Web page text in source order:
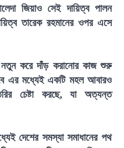
জিয়াও সেই দায়িত্ব পালন
তারেক রহমানের ওপর এসে
নতুন করে দাঁড় করানোর কাজ শুরু
এর মধ্যেই একটি মহল আবারও
চেষ্টা করছে, যা অত্যন্ত
দেশের সমস্যা সমাধানের পথ